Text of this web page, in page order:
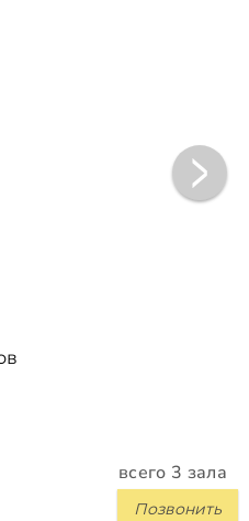
всего 3 зала
Позвонить